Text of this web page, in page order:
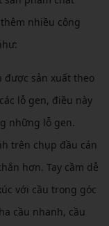
nhiều công
được sản xuất theo
lỗ gen, điều này
những lỗ gen.
trên chụp đầu cán
hơn. Tay cầm dễ
với cầu trong góc
cầu nhanh, cầu